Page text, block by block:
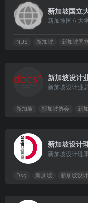
新加坡国立
NUS 新加坡 新加坡国
新加坡设计
新加坡 新加坡协会 新
新加坡设计
Dsg 新加坡 新加坡设